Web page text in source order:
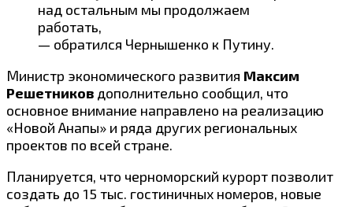
над остальным мы продолжаем
работать,
— обратился Чернышенко к Путину.
Министр экономического развития Максим
Решетников дополнительно сообщил, что
основное внимание направлено на реализацию
«Новой Анапы» и ряда других региональных
проектов по всей стране.
Планируется, что черноморский курорт позволит
создать до 15 тыс. гостиничных номеров, новые